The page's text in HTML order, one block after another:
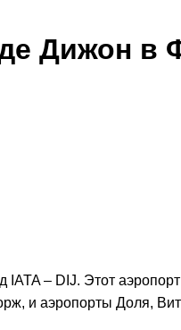
Дижон в
IATA – DIJ. Этот
и аэропорты Доля,